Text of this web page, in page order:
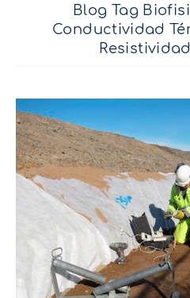
Blog Tag
Conductividad